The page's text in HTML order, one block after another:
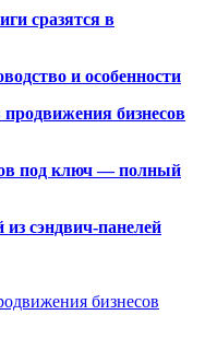
сразятся в
и особенности
бизнесов
под ключ — полный
из сэндвич-панелей
бизнесов